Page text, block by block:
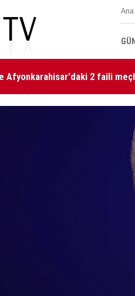
Ana
Afyonkarahisar'daki 2 faili
ve Toplumsal